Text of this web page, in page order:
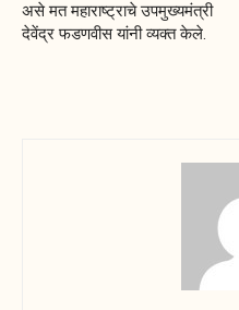
असे मत महाराष्ट्राचे उपमुख्यमंत्री
देवेंद्र फडणवीस यांनी व्यक्त केले.